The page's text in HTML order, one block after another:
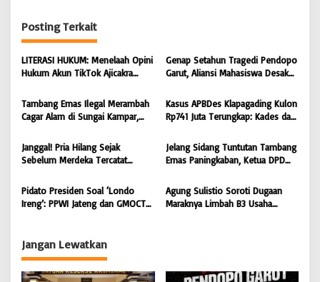
a
s
i
p
o
s
Posting Terkait
LITERASI HUKUM: Menelaah Opini
Hukum Akun TikTok Ajicakra
ITE
Genap Setahun Tragedi Pendopo
Garut, Aliansi Mahasiswa Desak
Berikan Kepastian Hukum
Tambang Emas Ilegal Merambah
Cagar Alam di Sungai Kampar,
Bertindak Tegas
Kasus APBDes Klapagading Kulon
Rp741 Juta Terungkap: Kades dan
Tersangka
Janggal! Pria Hilang Sejak
Sebelum Merdeka Tercatat
Dugaan Mafia Tanah di Wiradadi
Terbongkar
Jelang Sidang Tuntutan Tambang
Emas Paningkaban, Ketua DPD
Profesionalisme JPU & Majelis
Hakim PN Purwokerto: Yakin
Terdakwa Sarko Bebas atau
Pidato Presiden Soal ‘Londo
Ireng’: PPWI Jateng dan GMOCT
Dilindungi Undang-Undang
Agung Sulistio Soroti Dugaan
Maraknya Limbah B3 Usaha
Jangan Lewatkan